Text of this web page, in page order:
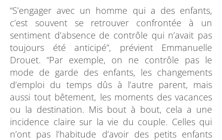
“S’engager avec un homme qui a des enfants,
c’est souvent se retrouver confrontée à un
sentiment d’absence de contrôle qui n’avait pas
toujours été anticipé”, prévient Emmanuelle
Drouet. “Par exemple, on ne contrôle pas le
mode de garde des enfants, les changements
d’emploi du temps dûs à l’autre parent, mais
aussi tout bêtement, les moments des vacances
ou la destination. Mis bout à bout, cela a une
incidence claire sur la vie du couple. Celles qui
n’ont pas l’habitude d’avoir des petits enfants